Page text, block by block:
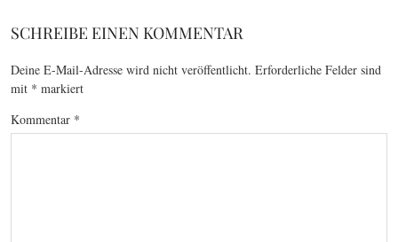
SCHREIBE EINEN KOMMENTAR
Deine E-Mail-Adresse wird nicht veröffentlicht. Erforderliche Felder sind
mit * markiert
Kommentar *